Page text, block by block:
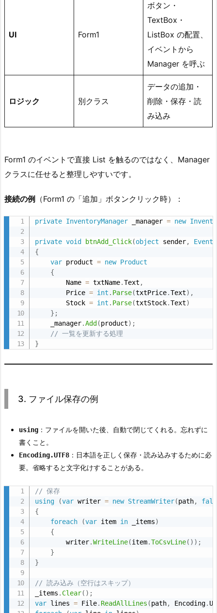
4.
イ
ト
目
安
6.
5.
ス
コ
ー
プ
を
絞
る
UI Form1
ボタン・
TextBox・
ListBox の配置、
イベントから
Manager を呼ぶ
ロジック 別クラス
データの追加・
削除・保存・読
み込み
Form1 のイベントで直接 List を触るのではなく、Manager
クラスに任せると整理しやすいです。
接続の例 （Form1 の「追加」ボタンクリック時）：
private InventoryManager _manager = new
private void btnAdd_Click(object sender,
{
var product = new Product
{
        Name
= txtName.Text ,
        Price
= int . Parse(txtPrice.Text) ,
        Stock
= int . Parse(txtStock.Text)
} ;
    _manager
.Add (product) ;
// 一覧を更新する処理
}
3. ファイル保存の例
using ：ファイルを開いた後、自動で閉じてくれる。忘れずに
書くこと。
Encoding.UTF8 ：日本語を正しく保存・読み込みするために必
要。省略すると文字化けすることがある。
// 保存
using
(var writer = new StreamWriter(path,
{
foreach
(var item in _items)
{
        writer
.WriteLine(item.ToCsvLine( ) ) ;
}
}
// 読み込み（空行はスキップ）
_items . Clear( ) ;
var lines = File. ReadAllLines (path, Encoding.